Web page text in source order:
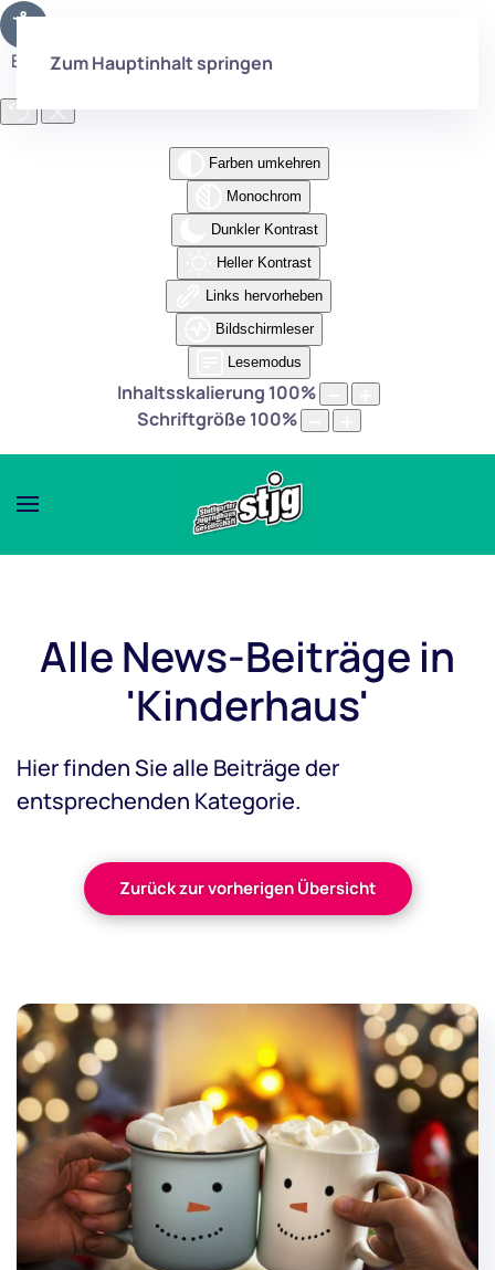
Eingabehilfen öffnen
Farben umkehren
Monochrom
Dunkler Kontrast
Heller Kontrast
Links hervorheben
Bildschirmleser
Lesemodus
Inhaltsskalierung 100%
Schriftgröße 100%
Zum Hauptinhalt springen
Alle News-Beiträge in
'Kinderhaus'
Hier finden Sie alle Beiträge der
entsprechenden Kategorie.
Zurück zur vorherigen Übersicht